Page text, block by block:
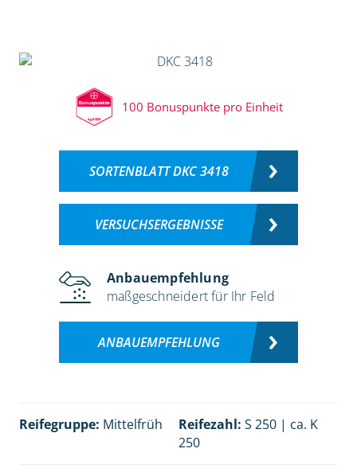
100 Bonuspunkte pro Einheit
SORTENBLATT DKC 3418
VERSUCHSERGEBNISSE
Anbauempfehlung
maßgeschneidert für Ihr Feld
ANBAUEMPFEHLUNG
Reifegruppe: Mittelfrüh Reifezahl: S 250 | ca. K
250